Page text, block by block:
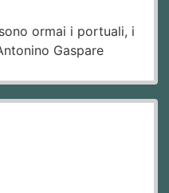
ormai i portuali, i
Gaspare